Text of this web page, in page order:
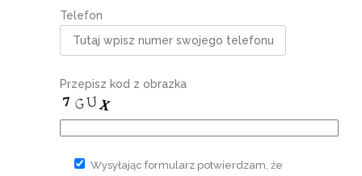
Telefon
Przepisz kod z obrazka
Wysyłając formularz potwierdzam, że